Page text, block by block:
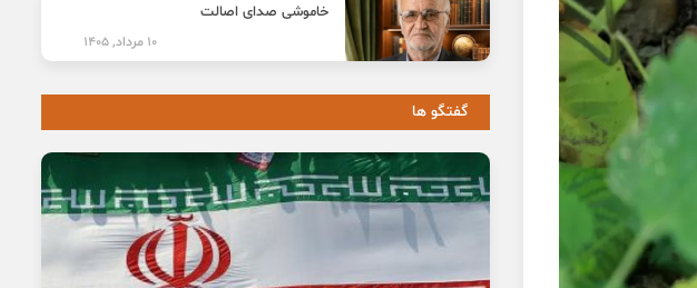
خاموشی صدای اصالت
10 مرداد, 1405
گفتگو ها